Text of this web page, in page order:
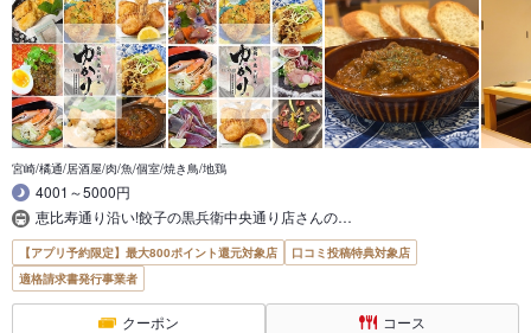
宮崎/橘通/居酒屋/肉/魚/個室/焼き鳥/地鶏
4001～5000円
恵比寿通り沿い!餃子の黒兵衛中央通り店さんの…
【アプリ予約限定】最大800ポイント還元対象店
口コミ投稿特典対象店
適格請求書発行事業者
クーポン コース